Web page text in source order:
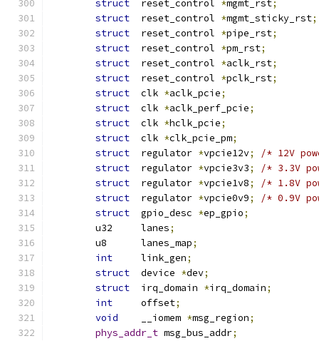
struct
	reset_control
*mgmt_rst;
struct
	reset_control
*mgmt_sticky_rst;
struct
	reset_control
*pipe_rst;
struct
	reset_control
*pm_rst;
struct
	reset_control
*aclk_rst;
struct
	reset_control
*pclk_rst;
struct
	clk
*aclk_pcie;
struct
	clk
*aclk_perf_pcie;
struct
	clk
*hclk_pcie;
struct
	clk
*clk_pcie_pm;
struct
	regulator
*vpcie12v;
/* 12V
struct
	regulator
*vpcie3v3;
/* 3.3V
struct
	regulator
*vpcie1v8;
/* 1.8V
struct
	regulator
*vpcie0v9;
/* 0.9V
struct
	gpio_desc
*ep_gpio;
	u32	lanes
;
	u8      lanes_map
;
int
	link_gen
;
struct
	device
*dev;
struct
	irq_domain
*irq_domain;
int
     offset
;
void
    __iomem
*msg_region;
phys_addr_t msg_bus_addr;